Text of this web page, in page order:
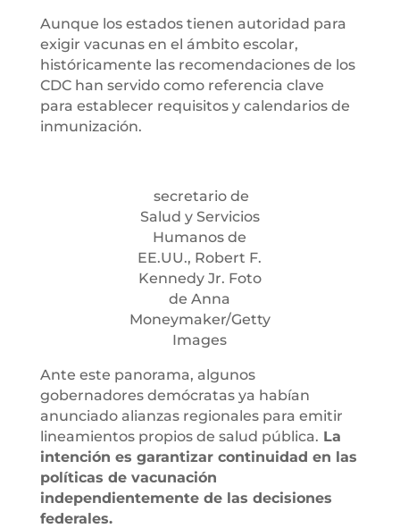
Aunque los estados tienen autoridad para
exigir vacunas en el ámbito escolar,
históricamente las recomendaciones de los
CDC han servido como referencia clave
para establecer requisitos y calendarios de
inmunización.
secretario de
Salud y Servicios
Humanos de
EE.UU., Robert F.
Kennedy Jr. Foto
de Anna
Moneymaker/Getty
Images
Ante este panorama, algunos
gobernadores demócratas ya habían
anunciado alianzas regionales para emitir
lineamientos propios de salud pública. La
intención es garantizar continuidad en las
políticas de vacunación
independientemente de las decisiones
federales.